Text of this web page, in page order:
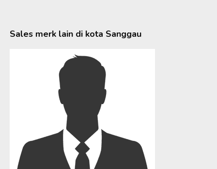
Sales merk lain di kota Sanggau